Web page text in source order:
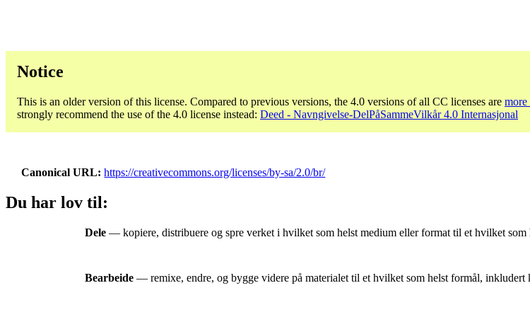
Notice
This is an older version of this license. Compared to previous versions, the 4.0 versions of all CC licenses are more
strongly recommend the use of the 4.0 license instead: Deed - Navngivelse-DelPåSammeVilkår 4.0 Internasjonal
Canonical URL https://creativecommons.org/licenses/by-sa/2.0/br/
Du har lov til:
Dele — kopiere, distribuere og spre verket i hvilket som helst medium eller format til et hvilket
Bearbeide — remixe, endre, og bygge videre på materialet til et hvilket som helst formål, inkludert